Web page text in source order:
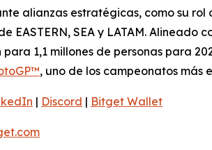
alianzas estratégicas, como su
EASTERN, SEA y LATAM.
1,1 millones de personas para
, uno de los campeonatos más
| Discord | Bitget Wallet